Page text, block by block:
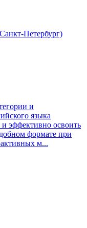
Петербург)
и
языка
эффективно освоить
формате при
м...